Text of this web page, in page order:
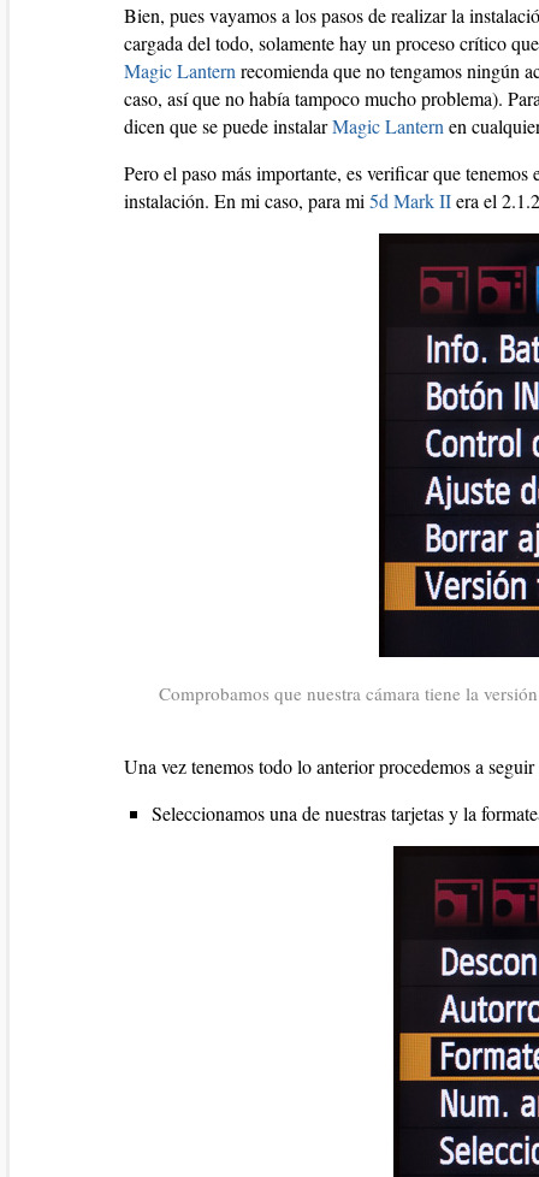
Bien, pues vayamos a los pasos de realizar la
cargada del todo, solamente hay un proceso crítico
Magic Lantern recomienda que no tengamos ningún
caso, así que no había tampoco mucho problema).
dicen que se puede instalarMagic Lantern en
Pero el paso más importante, es verificar que
instalación. En mi caso, para mi 5d Mark IIera el
Comprobamos que nuestra cámara tiene la
Una vez tenemos todo lo anterior procedemos a
Seleccionamos una de nuestras tarjetas y la